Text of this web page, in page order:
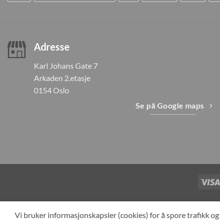
Adresse
Karl Johans Gate 7
Arkaden 2.etasje
0154 Oslo
Se på Google maps
Vi bruker informasjonskapsler (cookies) for å spore trafikk